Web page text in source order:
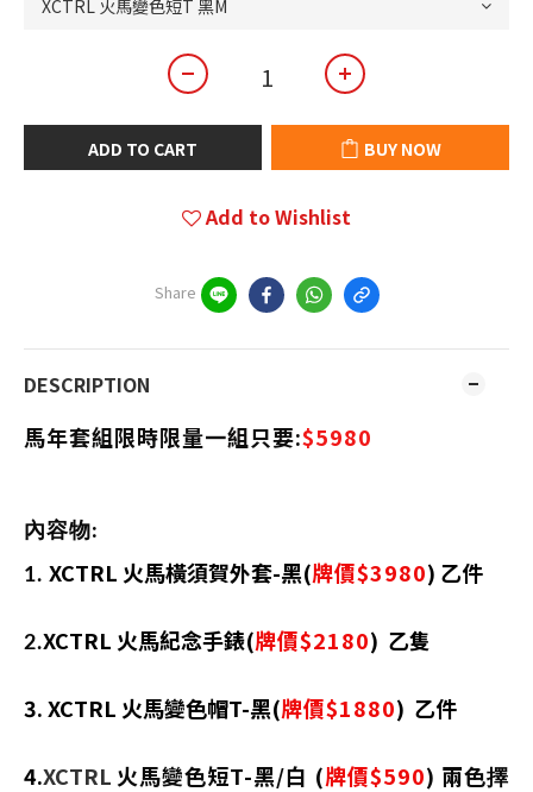
ADD TO CART BUY NOW
Add to Wishlist
Share
DESCRIPTION
馬年套組限時限量一組只要:$5980
內容物:
1. XCTRL 火馬橫須賀外套-黑(牌價$3980) 乙件
2.XCTRL 火馬紀念手錶(牌價$2180) 乙隻
3.XCTRL 火馬變色帽T-黑(牌價$1880) 乙件
4.XCTRL 火馬變色短T-黑/白 (牌價$590) 兩色擇